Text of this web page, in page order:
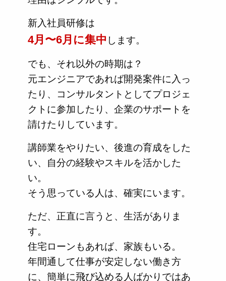
新入社員研修は
4月〜6月に集中 します。
でも、それ以外の時期は？
元エンジニアであれば開発案件に入っ
たり、コンサルタントとしてプロジェ
クトに参加したり、企業のサポートを
請けたりしています。
講師業をやりたい、後進の育成をした
い、自分の経験やスキルを活かした
い。
そう思っている人は、確実にいます。
ただ、正直に言うと、生活がありま
す。
住宅ローンもあれば、家族もいる。
年間通して仕事が安定しない働き方
に、簡単に飛び込める人ばかりではあ